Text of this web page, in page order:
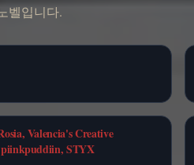
벨입니다.
Valencia's Creative
piinkpuddiin, STYX